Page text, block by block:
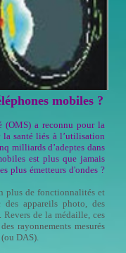
mobiles ?
(OMS) a reconnu pour la
la santé liés à l’utilisation
milliards d’adeptes dans
est plus que jamais
plus émetteurs d'ondes ?
plus de fonctionnalités et
des appareils photo, des
Revers de la médaille, ces
rayonnements mesurés
DAS).